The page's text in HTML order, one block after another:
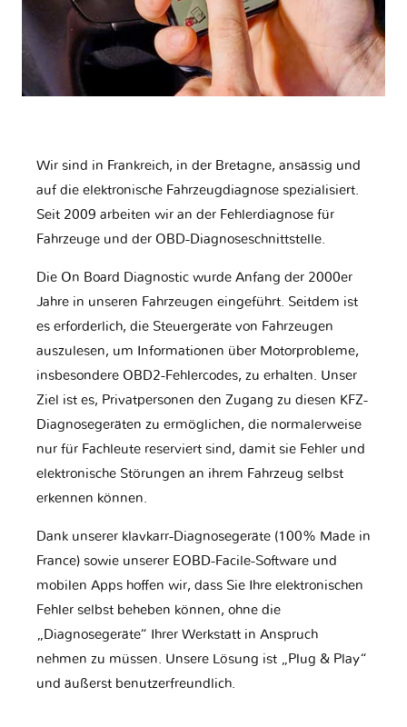
Wir sind in Frankreich, in der Bretagne, ansässig und
auf die elektronische Fahrzeugdiagnose spezialisiert.
Seit 2009 arbeiten wir an der Fehlerdiagnose für
Fahrzeuge und der OBD-Diagnoseschnittstelle.
Die On Board Diagnostic wurde Anfang der 2000er
Jahre in unseren Fahrzeugen eingeführt. Seitdem ist
es erforderlich, die Steuergeräte von Fahrzeugen
auszulesen, um Informationen über Motorprobleme,
insbesondere OBD2-Fehlercodes, zu erhalten. Unser
Ziel ist es, Privatpersonen den Zugang zu diesen KFZ-
Diagnosegeräten zu ermöglichen, die normalerweise
nur für Fachleute reserviert sind, damit sie Fehler und
elektronische Störungen an ihrem Fahrzeug selbst
erkennen können.
Dank unserer klavkarr-Diagnosegeräte (100% Made in
France) sowie unserer EOBD-Facile-Software und
mobilen Apps hoffen wir, dass Sie Ihre elektronischen
Fehler selbst beheben können, ohne die
„Diagnosegeräte“ Ihrer Werkstatt in Anspruch
nehmen zu müssen. Unsere Lösung ist „Plug & Play“
und äußerst benutzerfreundlich.